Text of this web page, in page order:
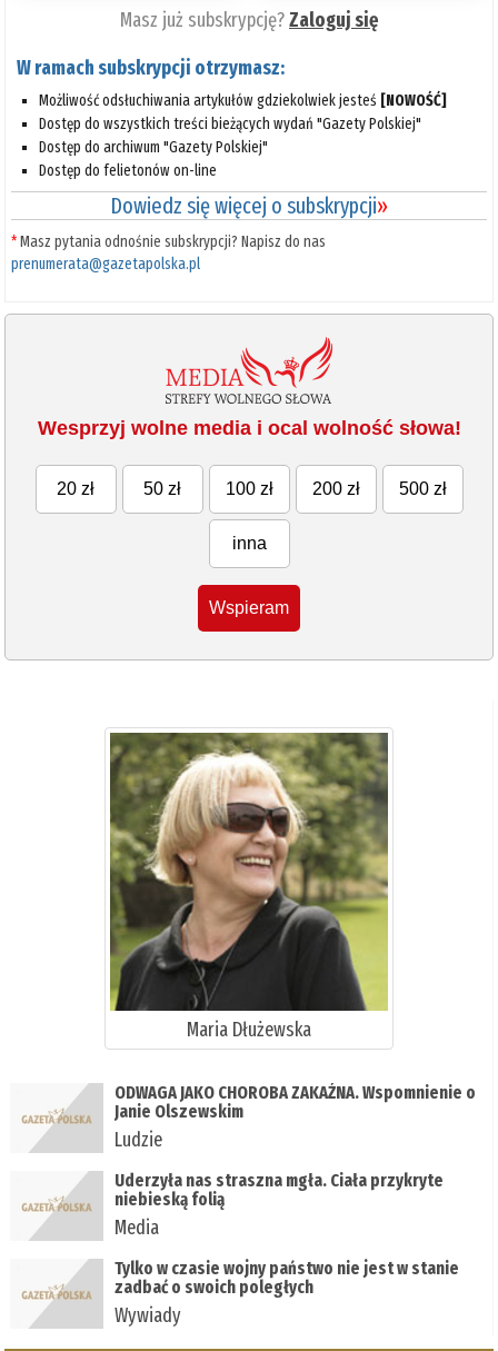
Masz już subskrypcję?Zaloguj się
W ramach subskrypcji otrzymasz:
Możliwość odsłuchiwania artykułów gdziekolwiek jesteś [NOWOŚĆ]
Dostęp do wszystkich treści bieżących wydań "Gazety Polskiej"
Dostęp do archiwum "Gazety Polskiej"
Dostęp do felietonów on-line
Dowiedz się więcej o subskrypcji»
*Masz pytania odnośnie subskrypcji? Napisz do nas
prenumerata@gazetapolska.pl
Wesprzyj wolne media i ocal wolność słowa!
20 zł 50 zł 100 zł 200 zł 500 zł
inna
Wspieram
Maria Dłużewska
ODWAGA JAKO CHOROBA ZAKAŹNA. Wspomnienie o
Janie Olszewskim
Ludzie
Uderzyła nas straszna mgła. Ciała przykryte
niebieską folią
Media
Tylko w czasie wojny państwo nie jest w stanie
zadbać o swoich poległych
Wywiady